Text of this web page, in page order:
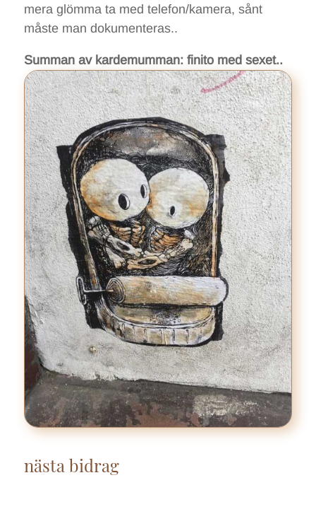
mera glömma ta med telefon/kamera, sånt
måste man dokumenteras..
Summan av kardemumman: finito med sexet..
nästa bidrag